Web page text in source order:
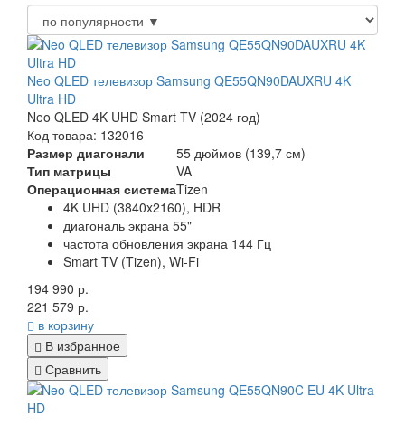
Neo QLED телевизор Samsung QE55QN90DAUXRU 4K
Ultra HD
Neo QLED 4K UHD Smart TV (2024 год)
Код товара: 132016
Размер диагонали
55 дюймов (139,7 см)
Тип матрицы
VA
Операционная системаTizen
4K UHD (3840x2160), HDR
диагональ экрана 55"
частота обновления экрана 144 Гц
Smart TV (Tizen), Wi-Fi
194 990 р.
221 579 р.
в корзину
В избранное
Сравнить